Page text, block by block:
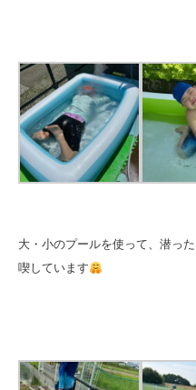
大・小のプールを使って、潜っ
喫しています